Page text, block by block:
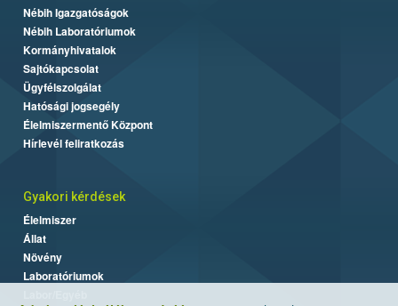
Nébih Igazgatóságok
Nébih Laboratóriumok
Kormányhivatalok
Sajtókapcsolat
Ügyfélszolgálat
Hatósági jogsegély
Élelmiszermentő Központ
Hírlevél feliratkozás
Gyakori kérdések
Élelmiszer
Állat
Növény
Laboratóriumok